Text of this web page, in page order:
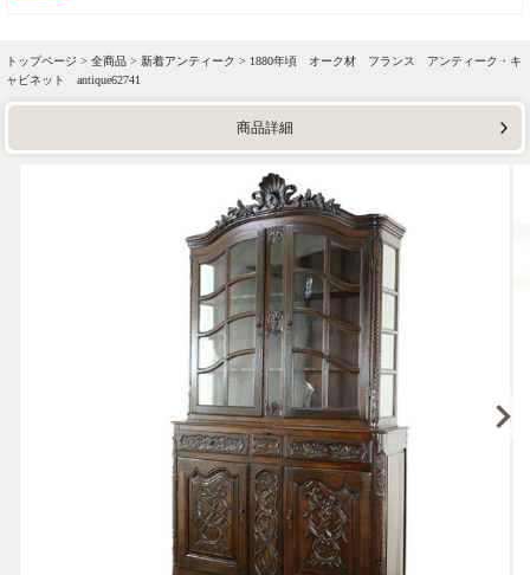
トップページ > 全商品 > 新着アンティーク > 1880年頃 オーク材 フランス アンティーク・キ
ャビネット antique62741
商品詳細